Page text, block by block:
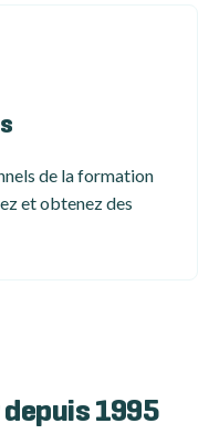
de la formation
et obtenez des
1995